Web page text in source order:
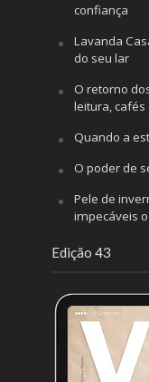
confiança
Lavanda
do seu lar
O retorno
leitura, cafés
Quando a
O poder de
Pele de
impecáveis
Edição 43